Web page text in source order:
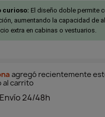
curioso: El diseño doble permite
aumentando la capacidad de
extra en cabinas o vestuarios.
agregó recientemente
al carrito
24/48h